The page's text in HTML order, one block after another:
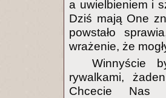
a uwielbieniem i
Dziś mają One
powstało
wrażenie, że
Winnyście
rywalkami,
Chcecie Nas